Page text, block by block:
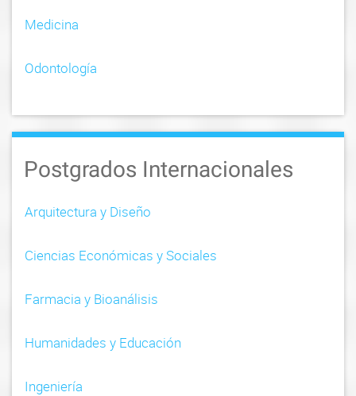
Medicina
Odontología
Postgrados Internacionales
Arquitectura y Diseño
Ciencias Económicas y Sociales
Farmacia y Bioanálisis
Humanidades y Educación
Ingeniería